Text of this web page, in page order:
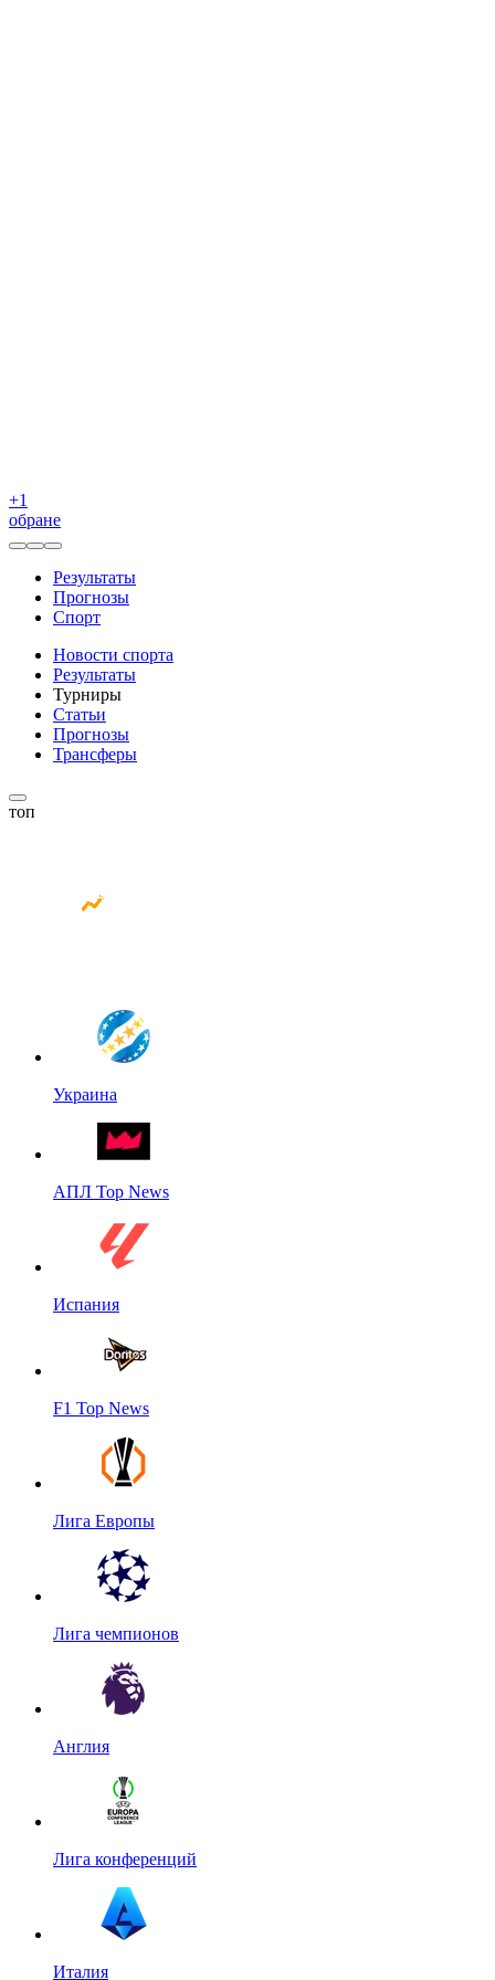
+1
обране
Результаты
Прогнозы
Спорт
Новости спорта
Результаты
Турниры
Статьи
Прогнозы
Трансферы
топ
Украина
АПЛ Top News
Испания
F1 Top News
Лига Европы
Лига чемпионов
Англия
Лига конференций
Италия